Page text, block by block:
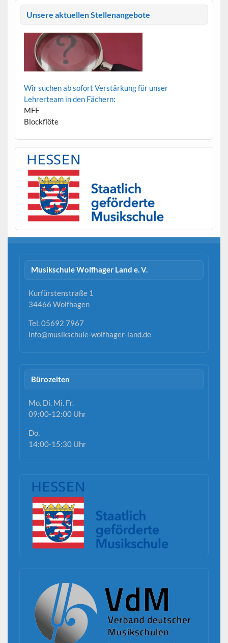
Unsere aktuellen Stellenangebote
Wir suchen ab sofort Verstärkung für unser
Lehrerteam in den Fächern:
MFE
Blockflöte
Musikschule Wolfhager Land e. V.
Kurfürstenstraße 1
34466 Wolfhagen
Tel. 05692 7967
info@musikschule-wolfhager-land.de
Bürozeiten
Mo. Di. Mi. Fr.
09:00-12:00 Uhr
Do.
14:00-15:30 Uhr